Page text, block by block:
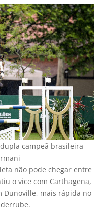
campeã brasileira
não pode chegar entre
o vice com Carthagena,
Dunoville, mais rápida no